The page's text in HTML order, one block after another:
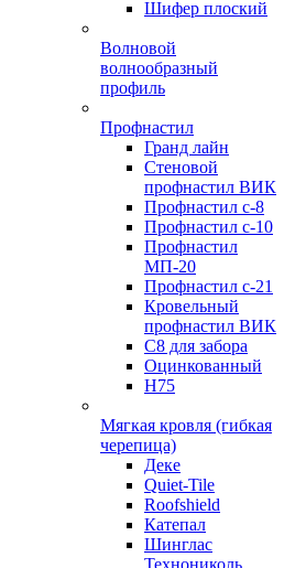
Шифер плоский
Волновой
волнообразный
профиль
Профнастил
Гранд лайн
Стеновой
профнастил ВИК
Профнастил с-8
Профнастил с-10
Профнастил
МП-20
Профнастил с-21
Кровельный
профнастил ВИК
С8 для забора
Оцинкованный
Н75
Мягкая кровля (гибкая
черепица)
Деке
Quiet-Tile
Roofshield
Катепал
Шинглас
Технониколь